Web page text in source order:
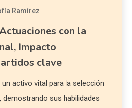
Ramírez
con la
Impacto
clave
activo vital para la selección
demostrando sus habilidades